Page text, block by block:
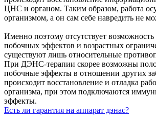
ЦНС и органом. Таким образом, работа
организмом, а он сам себе навредить не
Именно поэтому отсутствует
побочных эффектов и возрастных
существуют лишь относительные
При ДЭНС-терапии скорее возможны
побочные эффекты в отношении других
происходит восстановление и отладка
организма, при этом подключаются
эффекты.
Есть ли гарантия на аппарат дэнас?